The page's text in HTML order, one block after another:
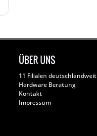
ÜBER UNS
11 Filialen deutschlandweit
Hardware Beratung
Kontakt
Impressum